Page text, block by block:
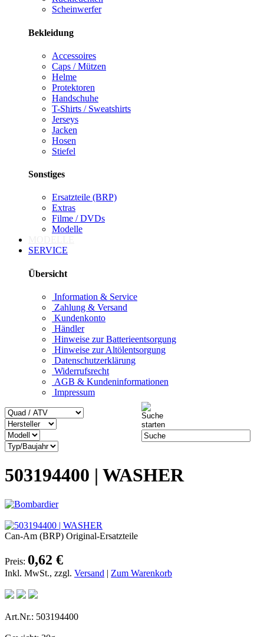
Scheinwerfer
Bekleidung
Accessoires
Caps / Mützen
Helme
Protektoren
Handschuhe
T-Shirts / Sweatshirts
Jerseys
Jacken
Hosen
Stiefel
Sonstiges
Ersatzteile (BRP)
Extras
Filme / DVDs
Modelle
SERVICE
Übersicht
Information & Service
Zahlung & Versand
Kundenkonto
Händler
Hinweise zur Batterieentsorgung
Hinweise zur Altölentsorgung
Datenschutzerklärung
Widerrufsrecht
AGB & Kundeninformationen
Impressum
503194400 | WASHER
Can-Am (BRP) Original-Ersatzteile
Preis: 0,62 €
Inkl. MwSt., zzgl. Versand | Zum Warenkorb
Art.Nr.: 503194400